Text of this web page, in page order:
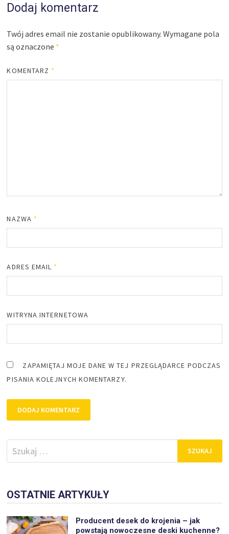
Dodaj komentarz
Twój adres email nie zostanie opublikowany. Wymagane pola
są oznaczone *
KOMENTARZ *
NAZWA *
ADRES EMAIL *
WITRYNA INTERNETOWA
ZAPAMIĘTAJ MOJE DANE W TEJ PRZEGLĄDARCE PODCZAS
PISANIA KOLEJNYCH KOMENTARZY.
Szukaj:
OSTATNIE ARTYKUŁY
Producent desek do krojenia – jak
powstają nowoczesne deski kuchenne?